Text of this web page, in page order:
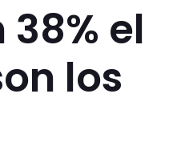
el
los